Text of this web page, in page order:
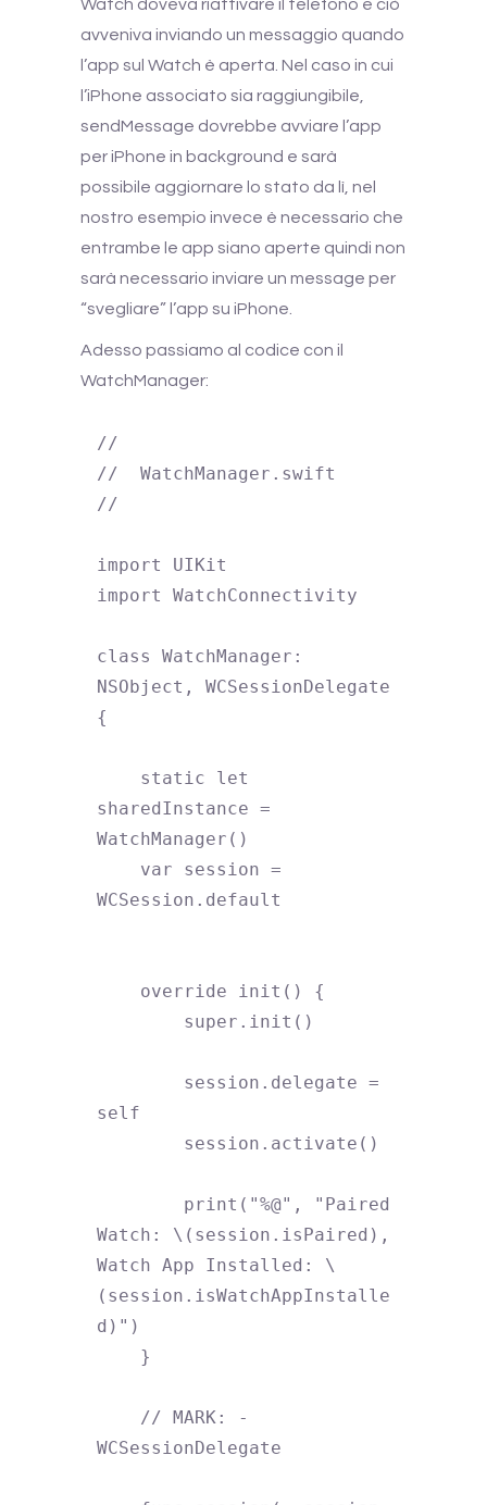
Watch doveva riattivare il telefono e ciò
avveniva inviando un messaggio quando
l’app sul Watch è aperta. Nel caso in cui
l’iPhone associato sia raggiungibile,
sendMessage dovrebbe avviare l’app
per iPhone in background e sarà
possibile aggiornare lo stato da lì, nel
nostro esempio invece è necessario che
entrambe le app siano aperte quindi non
sarà necessario inviare un message per
“svegliare” l’app su iPhone.
Adesso passiamo al codice con il
WatchManager:
//
//  WatchManager.swift
//
import UIKit
import WatchConnectivity
class WatchManager:
NSObject, WCSessionDelegate
{
sharedInstance =
WatchManager()
WCSession.default
self
Watch: \(session.isPaired),
Watch App Installed: \
(session.isWatchAppInstalle
d)")
WCSessionDelegate